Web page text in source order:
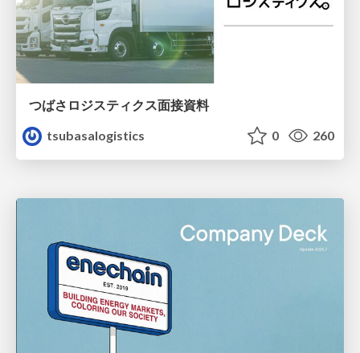
つばさロジスティクス面接資料
tsubasalogistics
0 260